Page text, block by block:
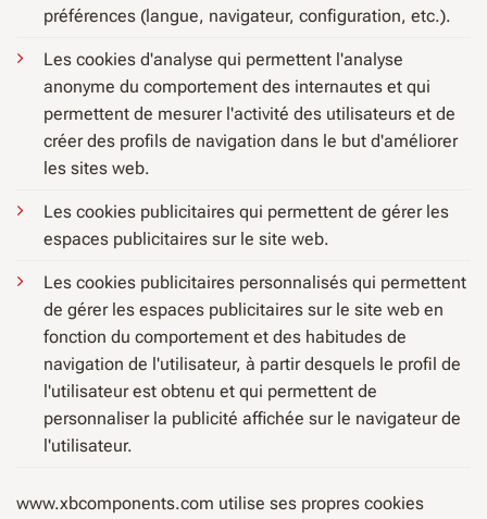
préférences (langue, navigateur, configuration, etc.).
Les cookies d'analyse qui permettent l'analyse
anonyme du comportement des internautes et qui
permettent de mesurer l'activité des utilisateurs et de
créer des profils de navigation dans le but d'améliorer
les sites web.
Les cookies publicitaires qui permettent de gérer les
espaces publicitaires sur le site web.
Les cookies publicitaires personnalisés qui permettent
de gérer les espaces publicitaires sur le site web en
fonction du comportement et des habitudes de
navigation de l'utilisateur, à partir desquels le profil de
l'utilisateur est obtenu et qui permettent de
personnaliser la publicité affichée sur le navigateur de
l'utilisateur.
www.xbcomponents.com utilise ses propres cookies